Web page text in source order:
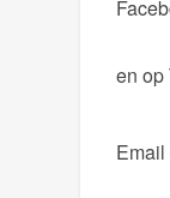
en